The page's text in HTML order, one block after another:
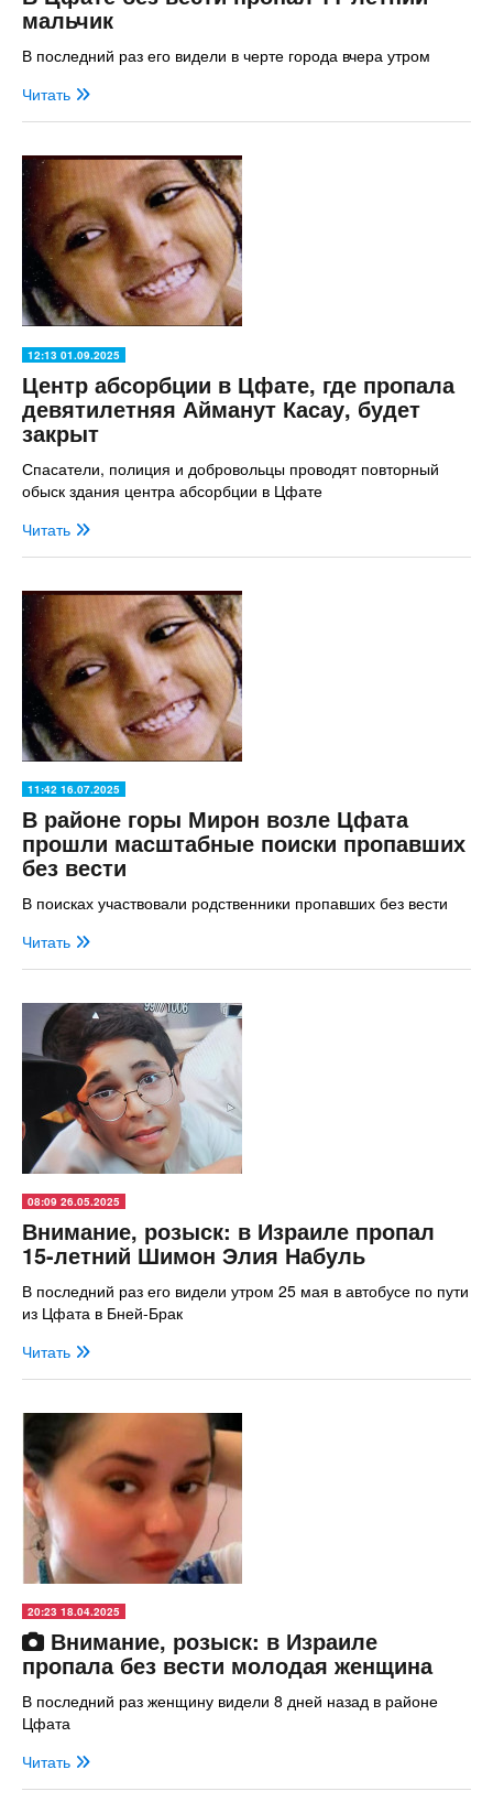
мальчик
В последний раз его видели в черте города вчера утром
Читать
12:13 01.09.2025
Центр абсорбции в Цфате, где пропала
девятилетняя Айманут Касау, будет
закрыт
Спасатели, полиция и добровольцы проводят повторный
обыск здания центра абсорбции в Цфате
Читать
11:42 16.07.2025
В районе горы Мирон возле Цфата
прошли масштабные поиски пропавших
без вести
В поисках участвовали родственники пропавших без вести
Читать
08:09 26.05.2025
Внимание, розыск: в Израиле пропал
15-летний Шимон Элия Набуль
В последний раз его видели утром 25 мая в автобусе по пути
из Цфата в Бней-Брак
Читать
20:23 18.04.2025
Внимание, розыск: в Израиле
пропала без вести молодая женщина
В последний раз женщину видели 8 дней назад в районе
Цфата
Читать